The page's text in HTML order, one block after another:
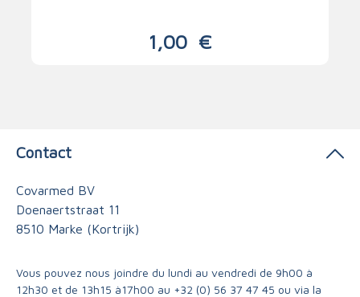
1,00 €
Contact
Covarmed BV
Doenaertstraat 11
8510 Marke (Kortrijk)
Vous pouvez nous joindre du lundi au vendredi de 9h00 à
12h30 et de 13h15 à17h00 au +32 (0) 56 37 47 45 ou via la